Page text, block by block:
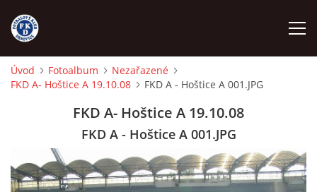
ÚVOD
FKD A
Úvod Fotoalbum
Nezařazené
FKD A- Hoštice A 19.10.08
FKD A - Hoštice A 001.JPG
FKD A- Hoštice A 19.10.08
FKD A - Hoštice A 001.JPG